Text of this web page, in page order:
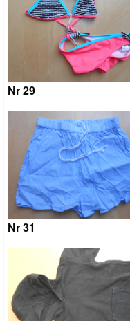
Nr 29
Nr 31